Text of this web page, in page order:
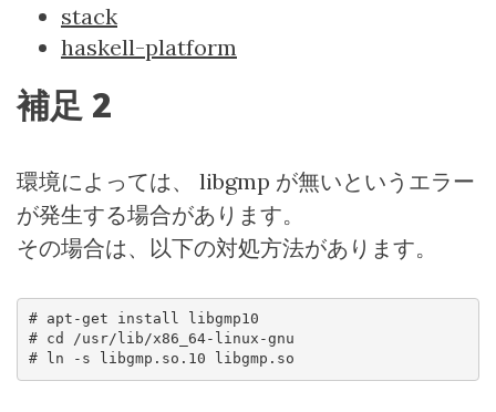
stack
haskell-platform
補足 2
環境によっては、 libgmp が無いというエラー
が発生する場合があります。
その場合は、以下の対処方法があります。
# apt-get install libgmp10
# cd /usr/lib/x86_64-linux-gnu
# ln -s libgmp.so.10 libgmp.so